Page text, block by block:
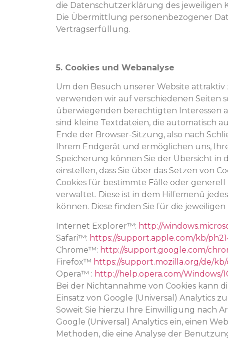
die Datenschutzerklärung des jeweiligen
Die Übermittlung personenbezogener
Vertragserfüllung.
5. Cookies und Webanalyse
Um den Besuch unserer Website
verwenden wir auf verschiedenen Seiten
überwiegenden berechtigten Interessen
sind kleine Textdateien, die automatisch
Ende der Browser-Sitzung, also nach
Ihrem Endgerät und ermöglichen uns,
Speicherung können Sie der Übersicht in
einstellen, dass Sie über das Setzen von
Cookies für bestimmte Fälle oder
verwaltet. Diese ist in dem Hilfemenü
können. Diese finden Sie für die
Internet Explorer™: http://
Safari™: https://support.apple.com/kb/
Chrome™: http://support.google.com/
Firefox™ https://support.mozilla.org/de/
Opera™ : http://help.opera.com/Windows/
Bei der Nichtannahme von Cookies kann
Einsatz von Google (Universal) Analytics
Soweit Sie hierzu Ihre Einwilligung nach
Google (Universal) Analytics ein, einen
Methoden, die eine Analyse der